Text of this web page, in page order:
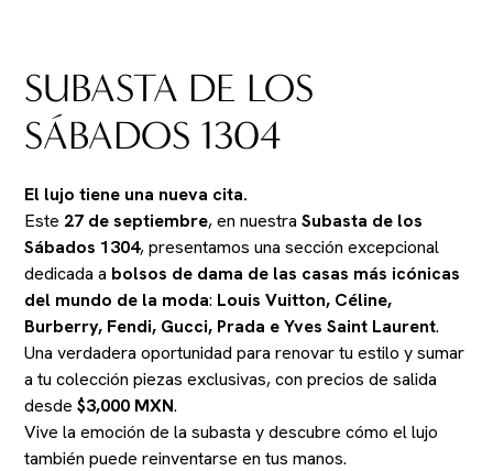
SUBASTA DE LOS
SÁBADOS 1304
El lujo tiene una nueva cita.
Este 27 de septiembre, en nuestraSubasta de los
Sábados 1304, presentamos una sección excepcional
dedicada a bolsos de dama de las casas más icónicas
del mundo de la moda: Louis Vuitton, Céline,
Burberry, Fendi, Gucci, Prada e Yves Saint Laurent.
Una verdadera oportunidad para renovar tu estilo y sumar
a tu colección piezas exclusivas, con precios de salida
desde$3,000 MXN.
Vive la emoción de la subasta y descubre cómo el lujo
también puede reinventarse en tus manos.